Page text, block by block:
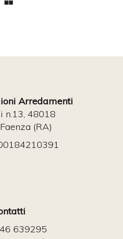
Arredamenti
n.13, 48018
(RA)
639295